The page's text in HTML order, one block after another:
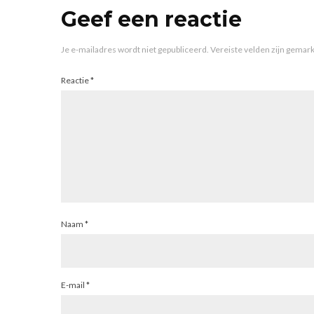
Geef een reactie
Je e-mailadres wordt niet gepubliceerd. Vereiste velden zijn
Reactie*
Naam *
E-mail *